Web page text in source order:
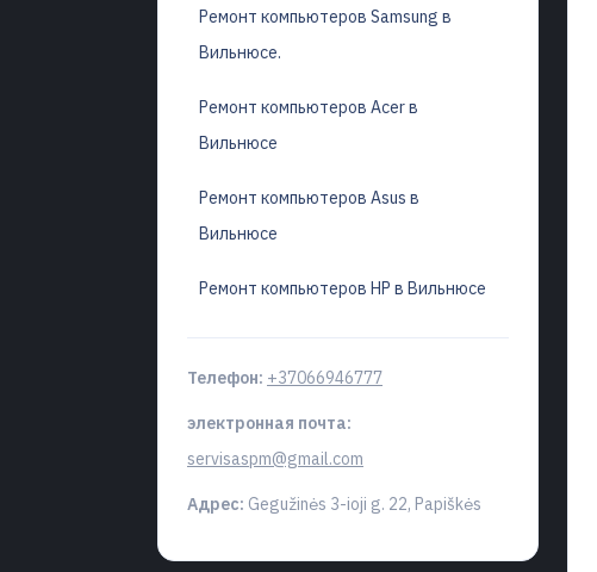
Ремонт компьютеров Samsung в
Вильнюсе.
Ремонт компьютеров Acer в
Вильнюсе
Ремонт компьютеров Asus в
Вильнюсе
Ремонт компьютеров HP в Вильнюсе
Телефон: +37066946777
электронная почта:
servisaspm@gmail.com
Адрес: Gegužinės 3-ioji g. 22, Papiškės